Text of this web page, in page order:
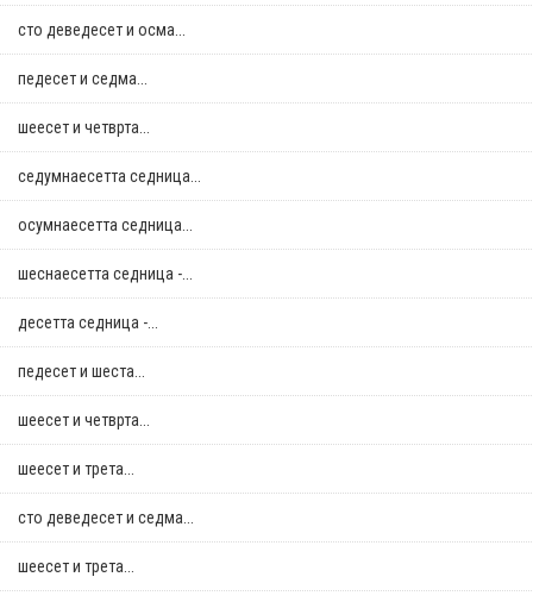
сто деведесет и осма...
педесет и седма...
шеесет и четврта...
седумнаесетта седница...
осумнaесетта седница...
шеснаесетта седница -...
десетта седница -...
педесет и шеста...
шеесет и четврта...
шеесет и трета...
сто деведесет и седма...
шеесет и трета...